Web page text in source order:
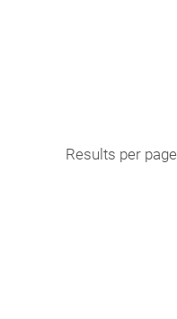
Results per page